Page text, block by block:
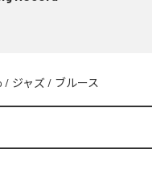
/ ジャズ / ブルース